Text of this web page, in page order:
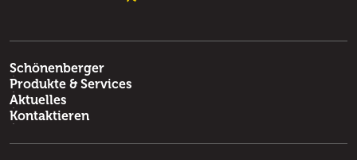
Schönenberger
Produkte & Services
Aktuelles
Kontaktieren